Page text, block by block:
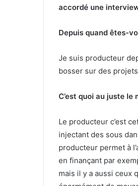
accordé une
Depuis quand êtes-
Je suis producteur
bosser sur des
C’est quoi au juste
Le producteur c’est
injectant des sous
producteur permet à
en finançant par
mais il y a aussi ceux